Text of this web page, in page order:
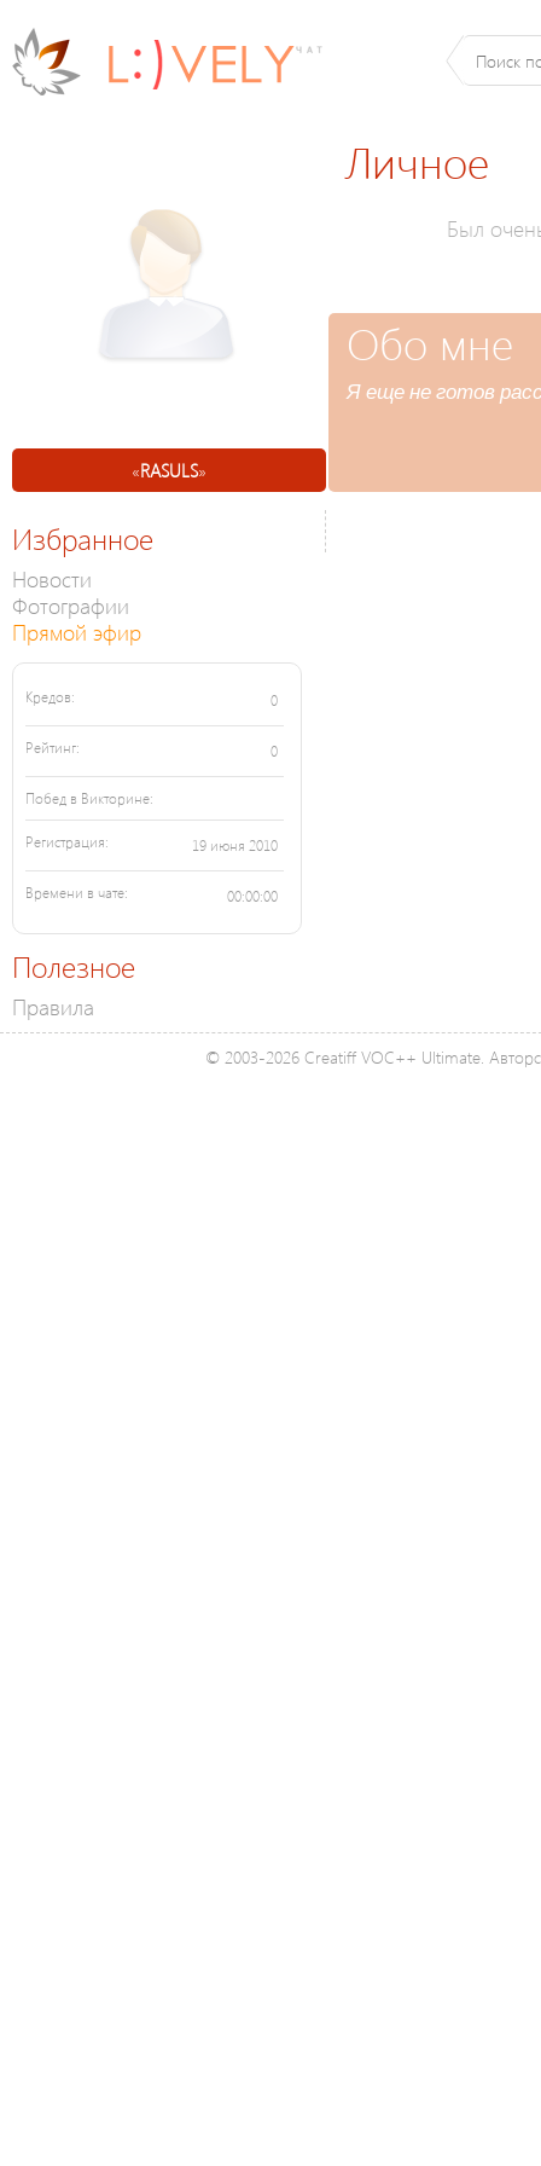
«RASULS»
Личное
Был
Обо мне
Я еще не готов
Избранное
Новости
Фотографии
Прямой эфир
Кредов: 0
Рейтинг: 0
Побед в Викторине:
Регистрация: 19 июня 2010
Времени в чате: 00:00:00
Полезное
Правила
© 2003-2026 Creatiff VOC++ Ultimate.